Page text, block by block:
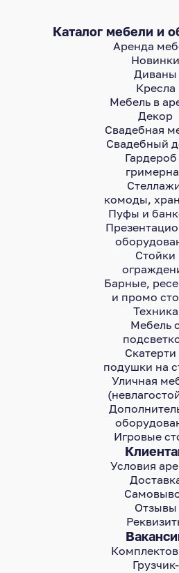
Условия
Отзывы
Грузчик-
Каталог мебели и
Аренда
Новинки
Диваны
Кресла
Мебель в
Декор
Свадебная
Свадебный
Гардероб
комоды,
Пуфы и
Стойки
Барные,
и промо
Техника
Мебель с
Скатерти
подушки на
Уличная
Игровые